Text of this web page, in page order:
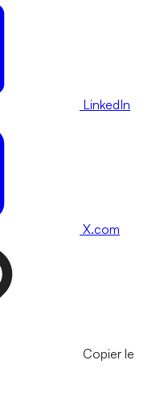
LinkedIn
X.com
Copier le